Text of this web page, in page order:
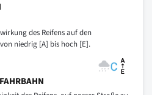
des Reifens auf den
niedrig [A] bis hoch [E].